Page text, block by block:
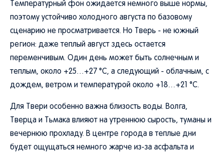
Температурный фон ожидается немного выше нормы,
поэтому устойчиво холодного августа по базовому
сценарию не просматривается. Но Тверь - не южный
регион: даже теплый август здесь остается
переменчивым. Один день может быть солнечным и
теплым, около +25…+27 °C, а следующий - облачным, с
дождем, ветром и температурой около +18…+21 °C.
Для Твери особенно важна близость воды. Волга,
Тверца и Тьмака влияют на утреннюю сырость, туманы и
вечернюю прохладу. В центре города в теплые дни
будет ощущаться немного жарче из-за асфальта и